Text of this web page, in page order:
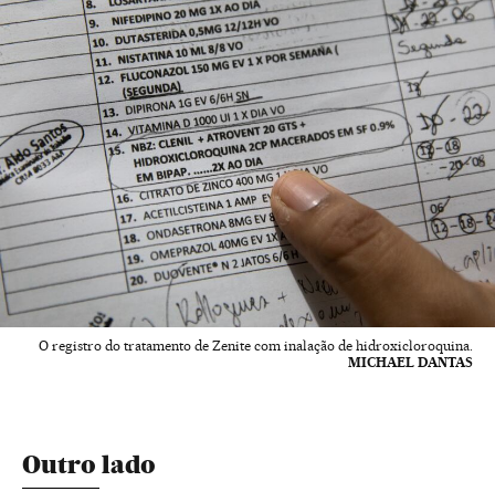
O registro do tratamento de Zenite com inalação de hidroxicloroquina.
MICHAEL DANTAS
Outro lado